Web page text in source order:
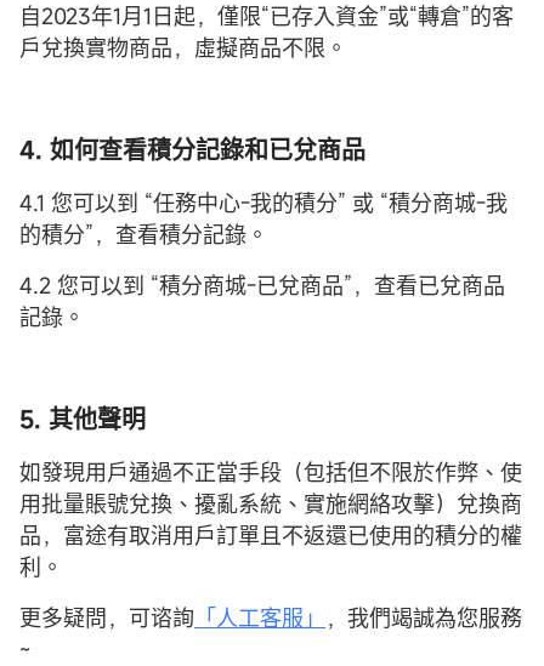
自2023年1月1日起，僅限“已存入資金”或“轉倉”的客
戶兌換實物商品，虛擬商品不限。
4. 如何查看積分記錄和已兌商品
4.1 您可以到 “任務中心-我的積分” 或 “積分商城-我
的積分”，查看積分記錄。
4.2 您可以到 “積分商城-已兌商品”，查看已兌商品
記錄。
5. 其他聲明
如發現用戶通過不正當手段（包括但不限於作弊、使
用批量賬號兌換、擾亂系統、實施網絡攻擊）兌換商
品，富途有取消用戶訂單且不返還已使用的積分的權
利。
更多疑問，可谘詢 「人工客服」 ，我們竭誠為您服務
~